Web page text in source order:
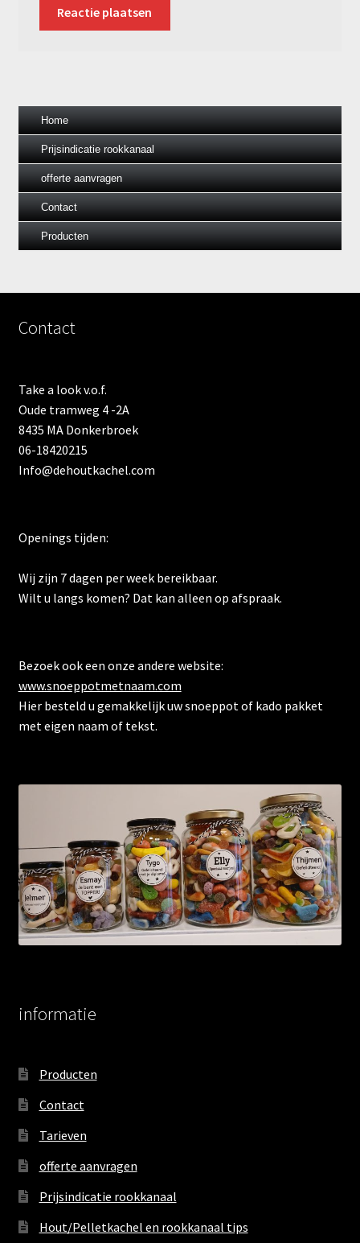
Home
Prijsindicatie rookkanaal
offerte aanvragen
Contact
Producten
Contact
Take a look v.o.f.
Oude tramweg 4 -2A
8435 MA Donkerbroek
06-18420215
Info@dehoutkachel.com
Openings tijden:
Wij zijn 7 dagen per week bereikbaar.
Wilt u langs komen? Dat kan alleen op afspraak.
Bezoek ook een onze andere website:
www.snoeppotmetnaam.com
Hier besteld u gemakkelijk uw snoeppot of kado pakket
met eigen naam of tekst.
informatie
Producten
Contact
Tarieven
offerte aanvragen
Prijsindicatie rookkanaal
Hout/Pelletkachel en rookkanaal tips